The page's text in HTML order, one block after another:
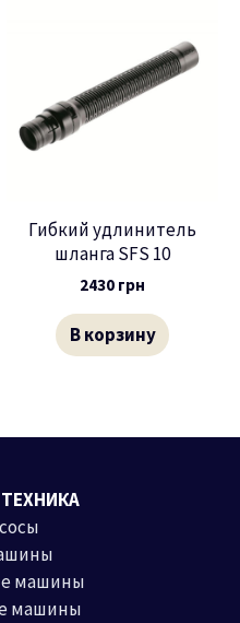
Гибкий удлинитель
шланга SFS 10
2430 грн
В корзину
машины
машины